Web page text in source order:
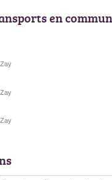
en commun